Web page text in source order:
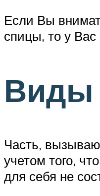
Если Вы
спицы, то у
Виды
Часть,
учетом того,
для себя не